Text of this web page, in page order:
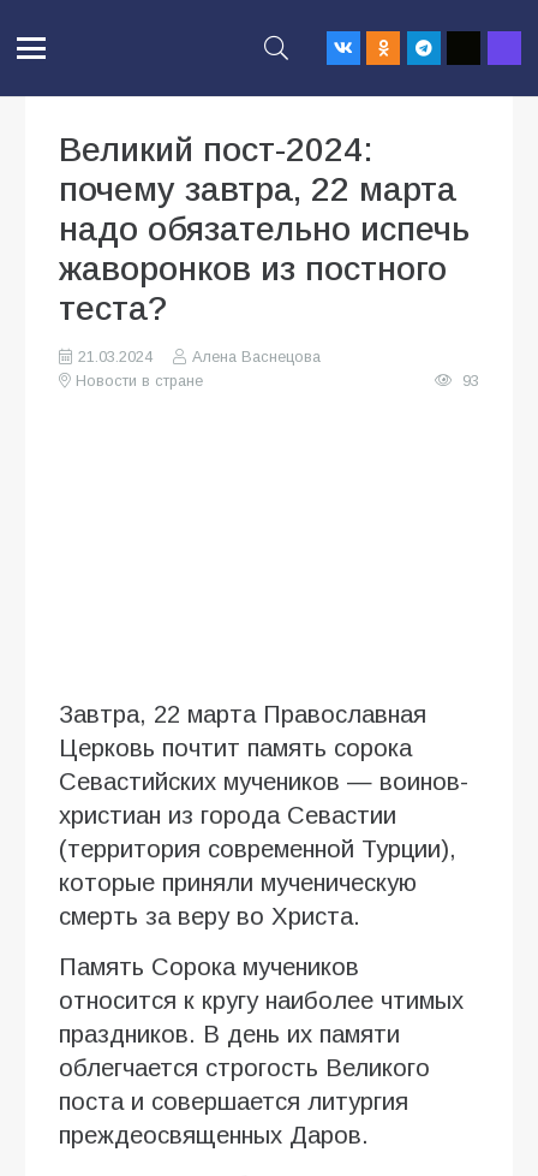
Великий пост-2024:
почему завтра, 22 марта
надо обязательно испечь
жаворонков из постного
теста?
21.03.2024
Алена Васнецова
Новости в стране
93
Завтра, 22 марта Православная
Церковь почтит память сорока
Севастийских мучеников — воинов-
христиан из города Севастии
(территория современной Турции),
которые приняли мученическую
смерть за веру во Христа.
Память Сорока мучеников
относится к кругу наиболее чтимых
праздников. В день их памяти
облегчается строгость Великого
поста и совершается литургия
преждеосвященных Даров.